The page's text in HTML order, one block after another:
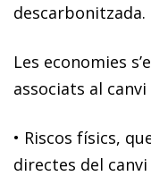
descarbonitzada.
Les economies
associats al
• Riscos físics,
directes del